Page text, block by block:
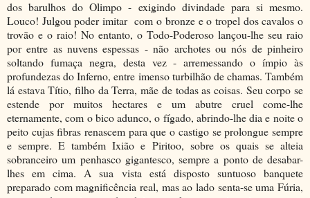
dos barulhos do Olimpo - exigindo divindade para si mesmo.
Louco! Julgou poder imitar com o bronze e o tropel dos cavalos o
trovão e o raio! No entanto, o Todo-Poderoso lançou-lhe seu raio
por entre as nuvens espessas - não archotes ou nós de pinheiro
soltando fumaça negra, desta vez - arremessando o ímpio às
profundezas do Inferno, entre imenso turbilhão de chamas. Também
lá estava Títio, filho da Terra, mãe de todas as coisas. Seu corpo se
estende por muitos hectares e um abutre cruel come-lhe
eternamente, com o bico adunco, o fígado, abrindo-lhe dia e noite o
peito cujas fibras renascem para que o castigo se prolongue sempre
e sempre. E também Ixião e Piritoo, sobre os quais se alteia
sobranceiro um penhasco gigantesco, sempre a ponto de desabar-
lhes em cima. A sua vista está disposto suntuoso banquete
preparado com magnificência real, mas ao lado senta-se uma Fúria,